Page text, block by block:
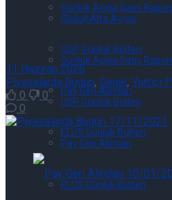
Günlük Açığa Satış
USP Günlük Bülten
Pay Geri Alımları
ELÜS Günlük Bülten
Global Alfa Avcısı
Günlük Açığa Satış
USP Günlük Bülten
Pay Geri Alımları
ELÜS Günlük Bülten
Piyasalarda
11 Haziran 2026
Piyasalarda Bugün, Genel, Yurtiçi
0
0
0